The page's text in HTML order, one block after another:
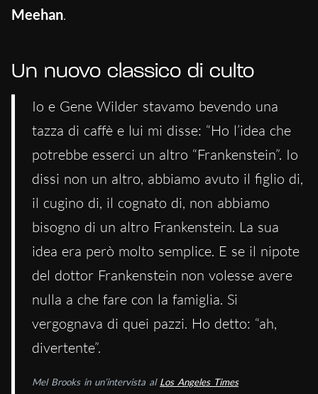
Meehan.
Un nuovo classico di culto
Io e Gene Wilder stavamo bevendo una
tazza di caffè e lui mi disse: “Ho l’idea che
potrebbe esserci un altro “Frankenstein”. Io
dissi non un altro, abbiamo avuto il figlio di,
il cugino di, il cognato di, non abbiamo
bisogno di un altro Frankenstein. La sua
idea era però molto semplice. E se il nipote
del dottor Frankenstein non volesse avere
nulla a che fare con la famiglia. Si
vergognava di quei pazzi. Ho detto: “ah,
divertente”.
Mel Brooks in un’intervista al Los Angeles Times